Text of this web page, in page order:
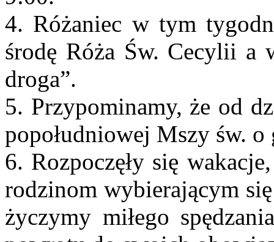
4. Różaniec w tym
środę Róża Św. Cecylii a
droga”.
5. Przypominamy, że od
popołudniowej Mszy św. o
6. Rozpoczęły się
rodzinom wybierającym
życzymy miłego